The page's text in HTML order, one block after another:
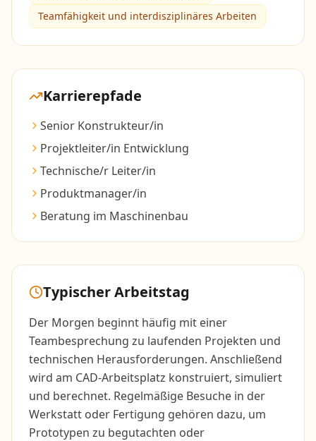
Teamfähigkeit und interdisziplinäres Arbeiten
Karrierepfade
Senior Konstrukteur/in
Projektleiter/in Entwicklung
Technische/r Leiter/in
Produktmanager/in
Beratung im Maschinenbau
Typischer Arbeitstag
Der Morgen beginnt häufig mit einer
Teambesprechung zu laufenden Projekten und
technischen Herausforderungen. Anschließend
wird am CAD-Arbeitsplatz konstruiert, simuliert
und berechnet. Regelmäßige Besuche in der
Werkstatt oder Fertigung gehören dazu, um
Prototypen zu begutachten oder